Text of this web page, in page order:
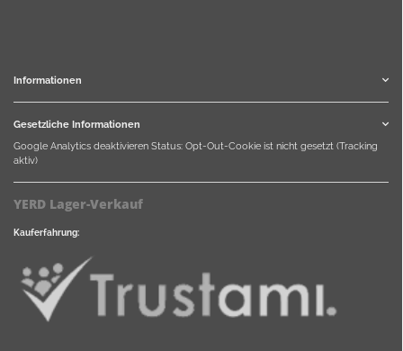
Informationen
Gesetzliche Informationen
Google Analytics deaktivieren Status: Opt-Out-Cookie ist nicht gesetzt (Tracking
aktiv)
YERD Lager-Verkauf
Kauferfahrung: